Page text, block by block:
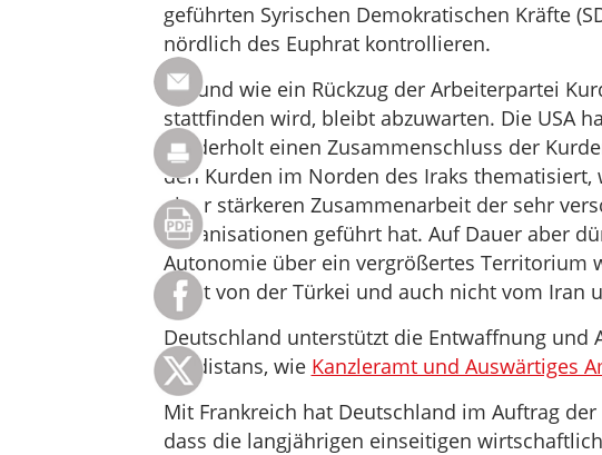
geführten Syrischen Demokratischen Kräfte
nördlich des Euphrat kontrollieren.
Ob und wie ein Rückzug der Arbeiterpartei
stattfinden wird, bleibt abzuwarten. Die USA
wiederholt einen Zusammenschluss der
den Kurden im Norden des Iraks thematisiert,
einer stärkeren Zusammenarbeit der sehr
Organisationen geführt hat. Auf Dauer aber
Autonomie über ein vergrößertes Territorium
nicht von der Türkei und auch nicht vom Iran
Deutschland unterstützt die Entwaffnung und
Kurdistans, wie Kanzleramt und Auswärtiges
Mit Frankreich hat Deutschland im Auftrag
dass die langjährigen einseitigen